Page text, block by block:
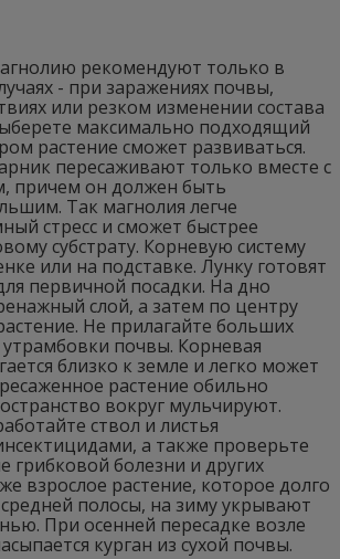
рекомендуют только в
- при заражениях почвы,
или резком изменении состава
максимально подходящий
растение сможет развиваться.
пересаживают только вместе с
причем он должен быть
Так магнолия легче
стресс и сможет быстрее
субстрату. Корневую систему
или на подставке. Лунку готовят
первичной посадки. На дно
слой, а затем по центру
Не прилагайте больших
почвы. Корневая
близко к земле и легко может
растение обильно
вокруг мульчируют.
ствол и листья
а также проверьте
грибковой болезни и других
взрослое растение, которое долго
полосы, на зиму укрывают
При осенней пересадке возле
курган из сухой почвы.